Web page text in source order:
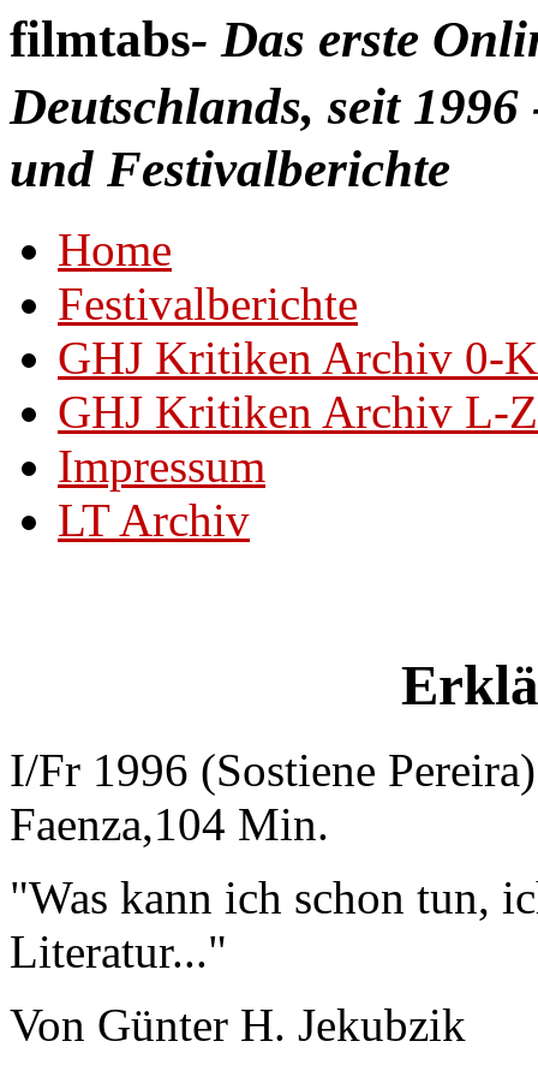
filmtabs- Das erste
Deutschlands, seit
und Festivalberichte
Home
Festivalberichte
GHJ Kritiken Archiv 0-K
GHJ Kritiken Archiv L-Z
Impressum
LT Archiv
I/Fr 1996 (Sostiene
Faenza,104 Min.
"Was kann ich schon tun,
Literatur..."
Von Günter H. Jekubzik